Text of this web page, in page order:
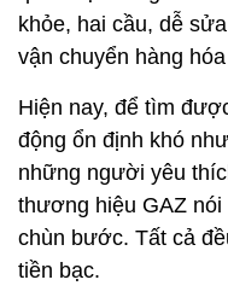
khỏe, hai cầu, dễ
vận chuyển hàng
Hiện nay, để tìm
động ổn định khó
những người yêu
thương hiệu GAZ
chùn bước. Tất cả
tiền bạc.